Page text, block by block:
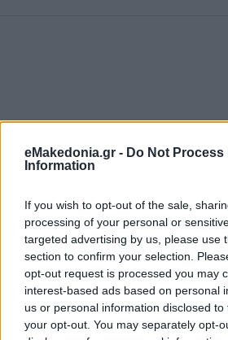
eMakedonia.gr - Do Not Process
Information
If you wish to opt-out of the sale,
processing of your personal or
targeted advertising by us, please use
section to confirm your selection.
opt-out request is processed you may
interest-based ads based on personal
us or personal information disclosed
your opt-out. You may separately opt-